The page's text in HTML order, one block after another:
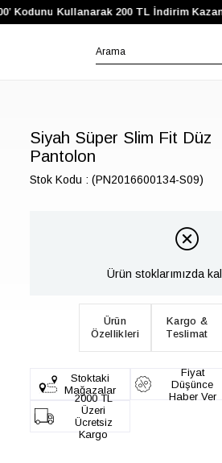
Kullanarak 200 TL İndirim Kazan
Siyah Süper Slim Fit Düz
Pantolon
Stok Kodu (PN2016600134-S09)
Ürün stoklarımızda
Ürün
Özellikleri
Kargo &
Teslimat
Stoktaki
Mağazalar
Fiyat
Düşünce
Haber Ver
2000 TL
Üzeri
Ücretsiz
Kargo